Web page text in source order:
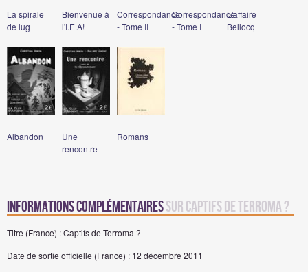
La spirale
de lug
Bienvenue à
l'I.E.A!
Correspondance
- Tome II
Correspondance
- Tome I
L'affaire
Bellocq
Albandon
Une
rencontre
Romans
Informations complémentairessur Captifs de Terroma ?
Titre (France) : Captifs de Terroma ?
Date de sortie officielle (France) : 12 décembre 2011